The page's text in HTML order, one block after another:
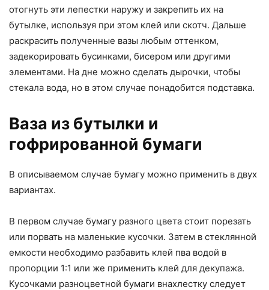
отогнуть эти лепестки наружу и закрепить их на
бутылке, используя при этом клей или скотч. Дальше
раскрасить полученные вазы любым оттенком,
задекорировать бусинками, бисером или другими
элементами. На дне можно сделать дырочки, чтобы
стекала вода, но в этом случае понадобится подставка.
Ваза из бутылки и
гофрированной бумаги
В описываемом случае бумагу можно применить в двух
вариантах.
В первом случае бумагу разного цвета стоит порезать
или порвать на маленькие кусочки. Затем в стеклянной
емкости необходимо разбавить клей пва водой в
пропорции 1:1 или же применить клей для декупажа.
Кусочками разноцветной бумаги внахлестку следует